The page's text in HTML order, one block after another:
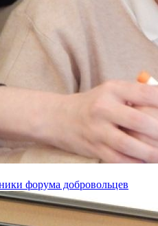
форума добровольцев